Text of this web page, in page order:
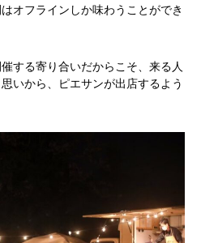
オフラインしか味わうことができ
する寄り合いだからこそ、来る人
いから、ピエサンが出店するよう